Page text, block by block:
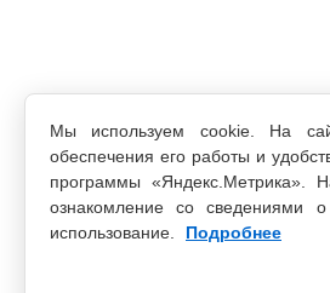
Мы используем cookie. На
обеспечения его работы и
программы «Яндекс.Метрика».
ознакомление со сведениями
использование.
Подробнее